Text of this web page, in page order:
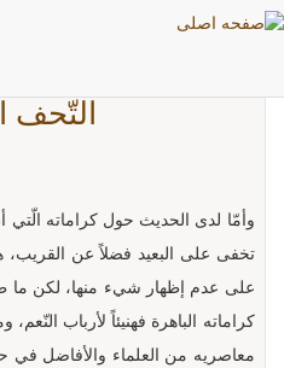
التّحف
وأمّا لدى الحديث حول كراماته
تخفى على البعيد فضلاً عن
على عدم إظهار شيء منها، لكن ما
كراماته الباهرة فهنيئاً لأرباب
معاصريه من العلماء والأفاضل في